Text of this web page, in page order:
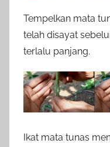
Tempelkan mata
telah disayat
terlalu panjang.
Ikat mata tunas